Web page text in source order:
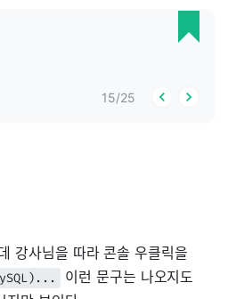
15/25
강사님을 따라 콘솔 우클릭을
이런 문구는 나오지도